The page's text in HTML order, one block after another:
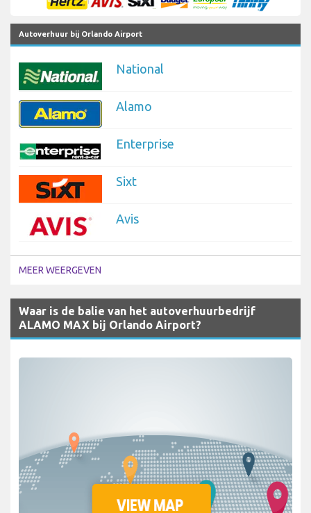
Autoverhuur bij Orlando Airport
National
Alamo
Enterprise
Sixt
Avis
MEER WEERGEVEN
Waar is de balie van het autoverhuurbedrijf
ALAMO MAX bij Orlando Airport?